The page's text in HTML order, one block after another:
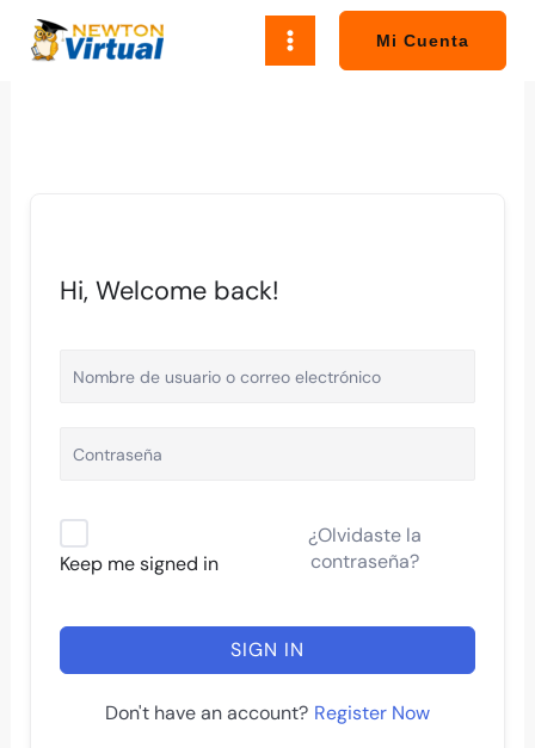
Mi Cuenta
Hi, Welcome back!
Keep me signed in
¿Olvidaste la
contraseña?
SIGN IN
Don't have an account? Register Now